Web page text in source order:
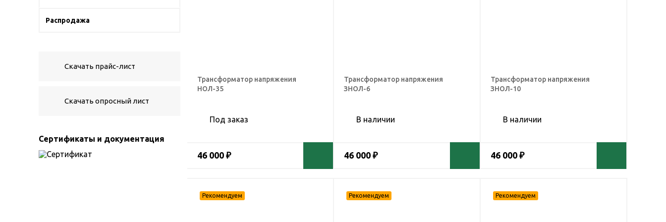
Распродажа
Скачать прайс-лист
Скачать опросный лист
Сертификаты и документация
Трансформатор напряжения
НОЛ-35
Под заказ
46 000 ₽
Трансформатор напряжения
ЗНОЛ-6
В наличии
46 000 ₽
Трансформатор напряжения
ЗНОЛ-10
В наличии
46 000 ₽